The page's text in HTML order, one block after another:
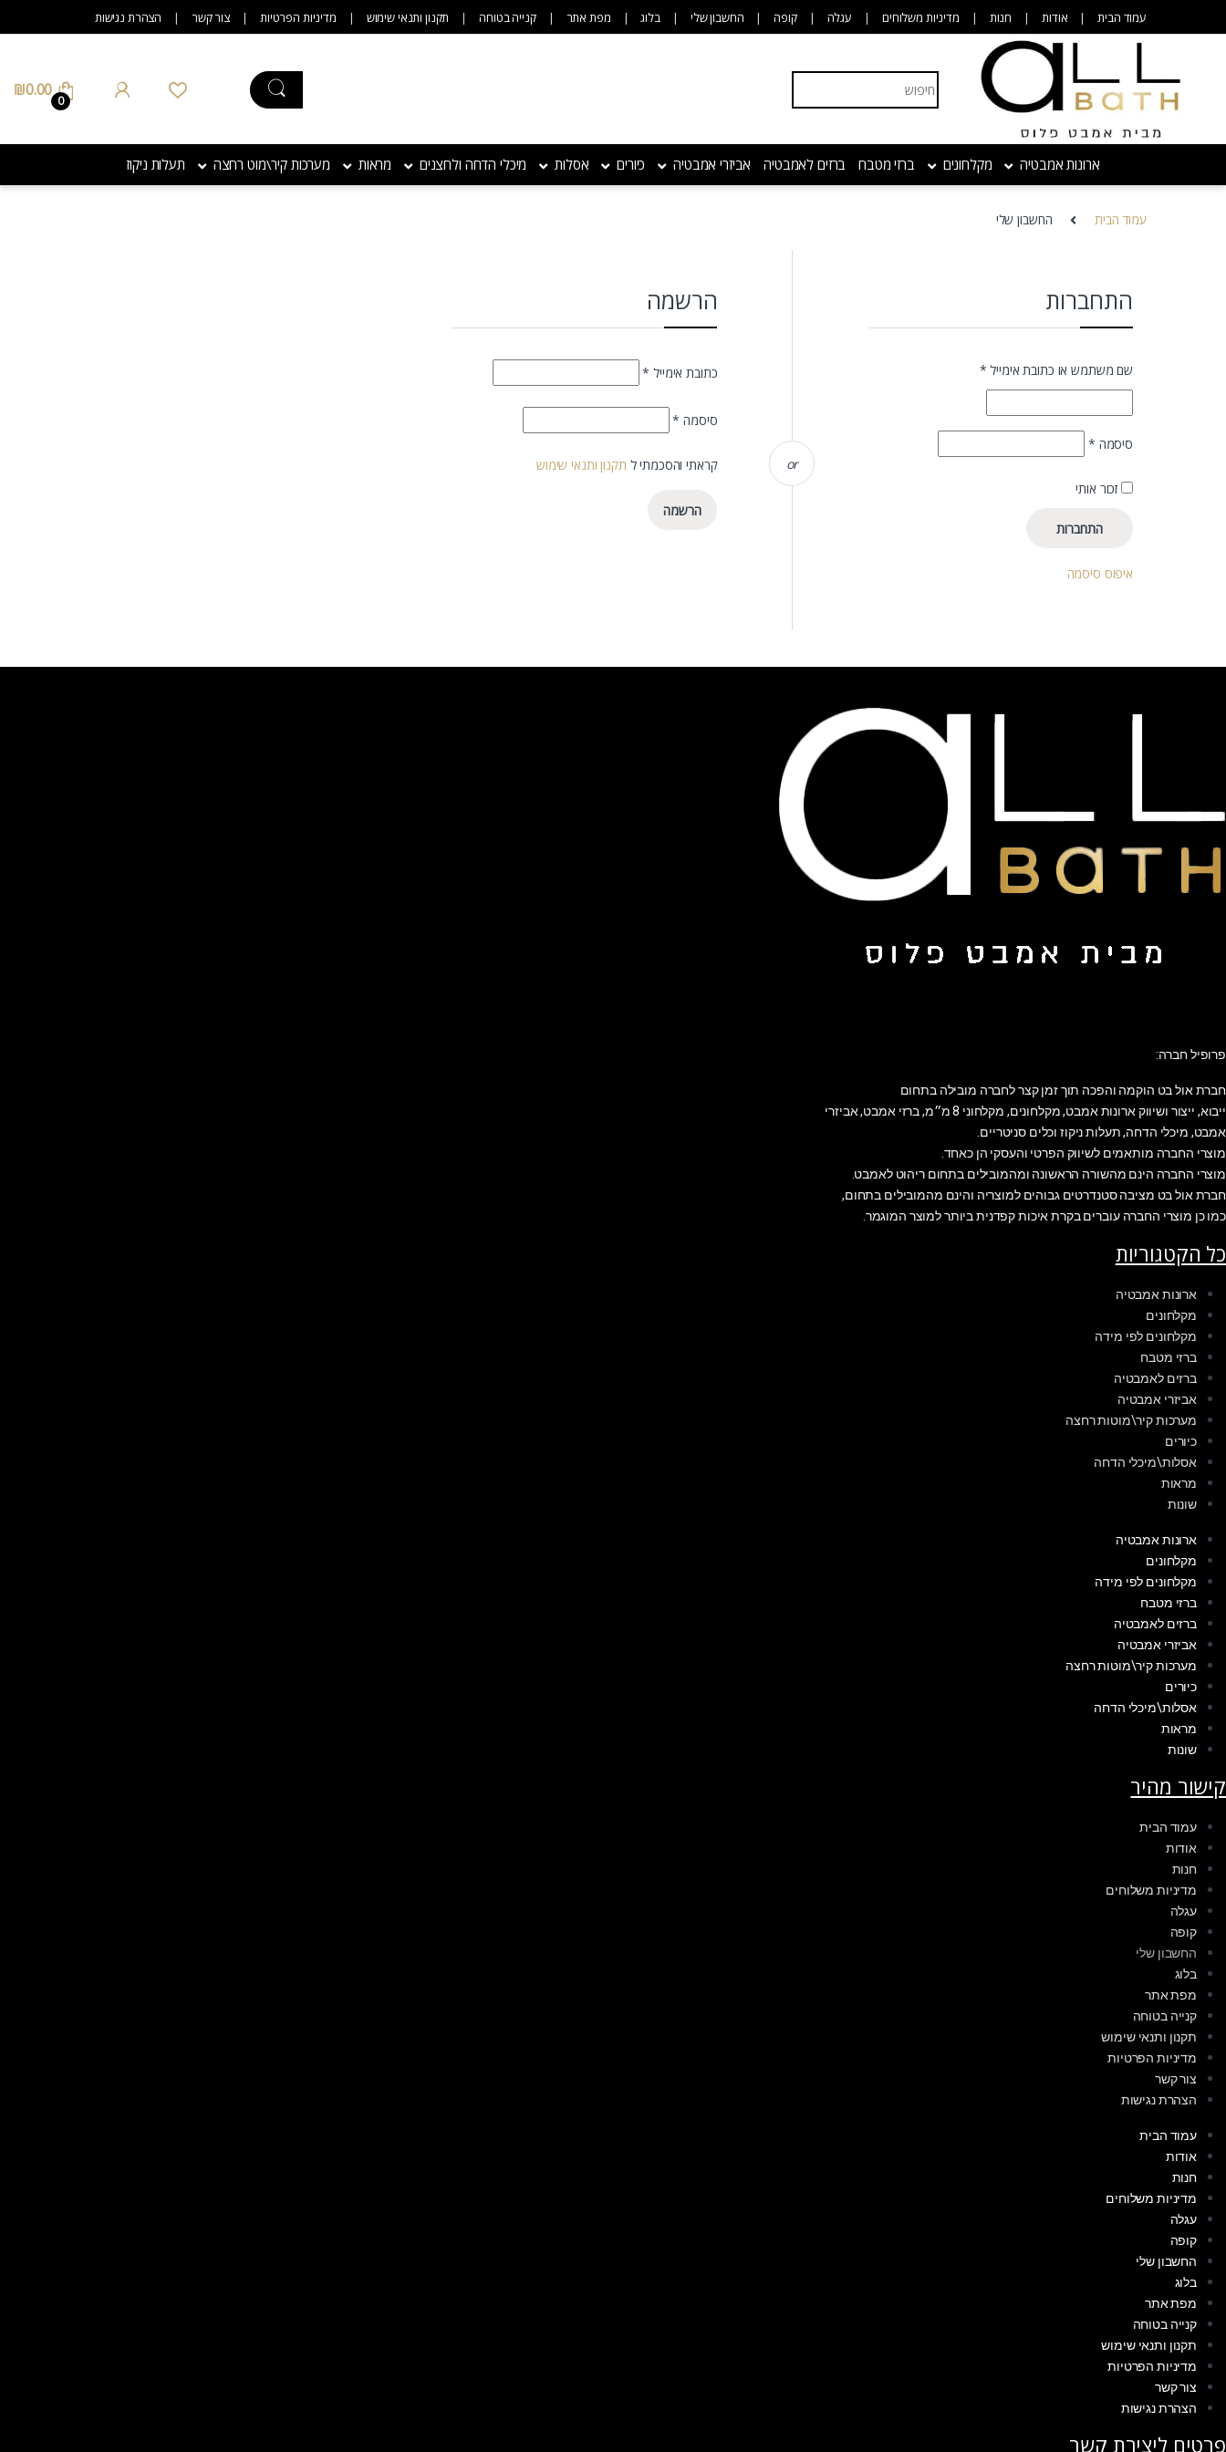
עמוד הבית אודות חנות מדיניות משלוחים עגלה קופה החשבון שלי בלוג מפת אתר קנייה בטוחה תקנון ותנאי שימוש מדיניות הפרטיות צור קשר הצהרת נגישות
Search for:
0
₪0.00
ארונות אמבטיה מקלחונים ברזי מטבח ברזים לאמבטיה אביזרי אמבטיה כיורים אסלות מיכלי הדחה ולחצנים מראות מערכות קיר\מוט רחצה תעלות ניקוז
עמוד הבית החשבון שלי
or
התחברות
שם משתמש או כתובת אימייל *חובה
סיסמה *חובה
זכור אותי
התחברות
איפוס סיסמה
הרשמה
כתובת אימייל *חובה
סיסמה *חובה
קראתי והסכמתי ל תקנון ותנאי שימוש
הרשמה
פרופיל חברה:
חברת אול בט הוקמה והפכה תוך זמן קצר לחברה מובילה בתחום
ייבוא, ייצור ושיווק ארונות אמבט, מקלחונים, מקלחוני 8 מ״מ, ברזי אמבט, אביזרי
אמבט, מיכלי הדחה, תעלות ניקוז וכלים סניטריים.
מוצרי החברה מותאמים לשיווק הפרטי והעסקי הן כאחד.
מוצרי החברה הינם מהשורה הראשונה ומהמובילים בתחום ריהוט לאמבט.
חברת אול בט מציבה סטנדרטים גבוהים למוצריה והינם מהמובילים בתחום,
כמו כן מוצרי החברה עוברים בקרת איכות קפדנית ביותר למוצר המוגמר.
כל הקטגוריות
ארונות אמבטיה
מקלחונים
מקלחונים לפי מידה
ברזי מטבח
ברזים לאמבטיה
אביזרי אמבטיה
מערכות קיר\מוטות רחצה
כיורים
אסלות\מיכלי הדחה
מראות
שונות
ארונות אמבטיה
מקלחונים
מקלחונים לפי מידה
ברזי מטבח
ברזים לאמבטיה
אביזרי אמבטיה
מערכות קיר\מוטות רחצה
כיורים
אסלות\מיכלי הדחה
מראות
שונות
קישור מהיר
עמוד הבית
אודות
חנות
מדיניות משלוחים
עגלה
קופה
החשבון שלי
בלוג
מפת אתר
קנייה בטוחה
תקנון ותנאי שימוש
מדיניות הפרטיות
צור קשר
הצהרת נגישות
עמוד הבית
אודות
חנות
מדיניות משלוחים
עגלה
קופה
החשבון שלי
בלוג
מפת אתר
קנייה בטוחה
תקנון ותנאי שימוש
מדיניות הפרטיות
צור קשר
הצהרת נגישות
פרטים ליצירת קשר